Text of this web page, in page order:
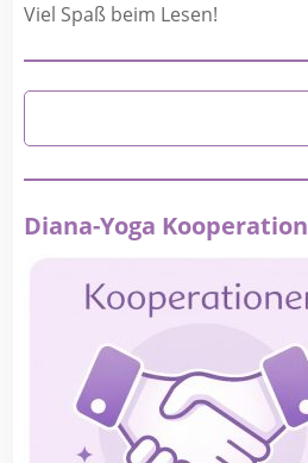
Viel Spaß beim Lesen!
Diana-Yoga Kooperation